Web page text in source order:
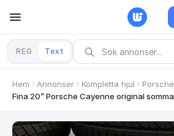
REG Text
Hem Annonser Kompletta hjul Porsche
Fina 20” Porsche Cayenne original